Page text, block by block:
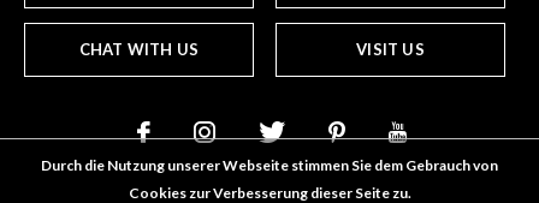
CHAT WITH US VISIT US
Durch die Nutzung unserer Webseite stimmen Sie dem Gebrauch von
Cookies zur Verbesserung dieser Seite zu.